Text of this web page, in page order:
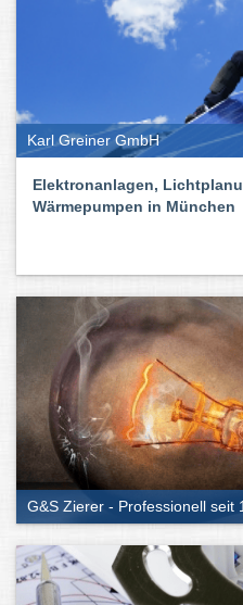
Karl Greiner GmbH
Elektronanlagen,
Wärmepumpen in München
G&S Zierer - Professionell seit